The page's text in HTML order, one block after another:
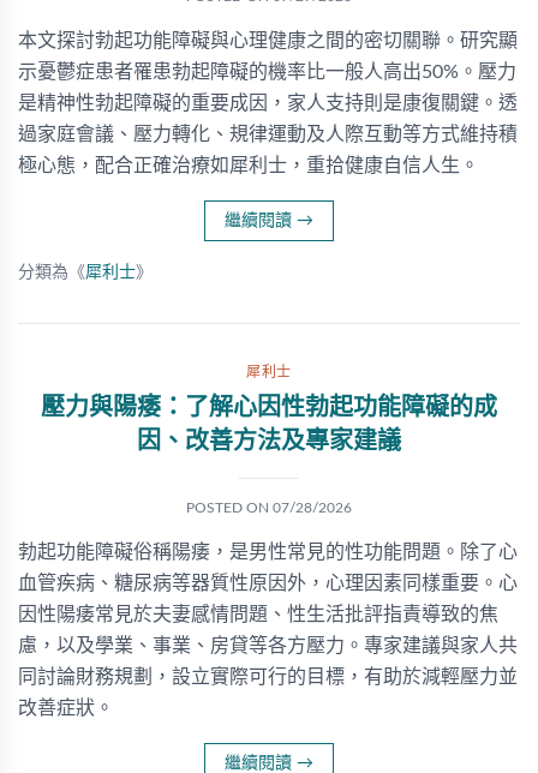
本文探討勃起功能障礙與心理健康之間的密切關聯。研究顯
示憂鬱症患者罹患勃起障礙的機率比一般人高出50%。壓力
是精神性勃起障礙的重要成因，家人支持則是康復關鍵。透
過家庭會議、壓力轉化、規律運動及人際互動等方式維持積
極心態，配合正確治療如犀利士，重拾健康自信人生。
繼續閱讀 →
分類為《犀利士》
犀利士
壓力與陽痿：了解心因性勃起功能障礙的成
因、改善方法及專家建議
POSTED ON 07/28/2026
勃起功能障礙俗稱陽痿，是男性常見的性功能問題。除了心
血管疾病、糖尿病等器質性原因外，心理因素同樣重要。心
因性陽痿常見於夫妻感情問題、性生活批評指責導致的焦
慮，以及學業、事業、房貸等各方壓力。專家建議與家人共
同討論財務規劃，設立實際可行的目標，有助於減輕壓力並
改善症狀。
繼續閱讀 →